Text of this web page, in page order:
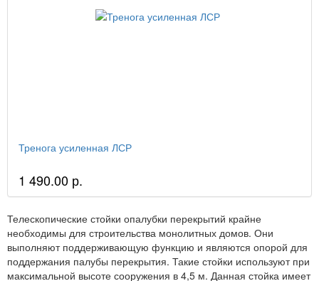
Тренога усиленная ЛСР
1 490.00 р.
Телескопические стойки опалубки перекрытий крайне
необходимы для строительства монолитных домов. Они
выполняют поддерживающую функцию и являются опорой для
поддержания палубы перекрытия. Такие стойки используют при
максимальной высоте сооружения в 4,5 м. Данная стойка имеет